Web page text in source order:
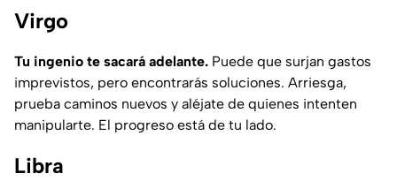
Virgo
Tu ingenio te sacará adelante. Puede que surjan gastos
imprevistos, pero encontrarás soluciones. Arriesga,
prueba caminos nuevos y aléjate de quienes intenten
manipularte. El progreso está de tu lado.
Libra